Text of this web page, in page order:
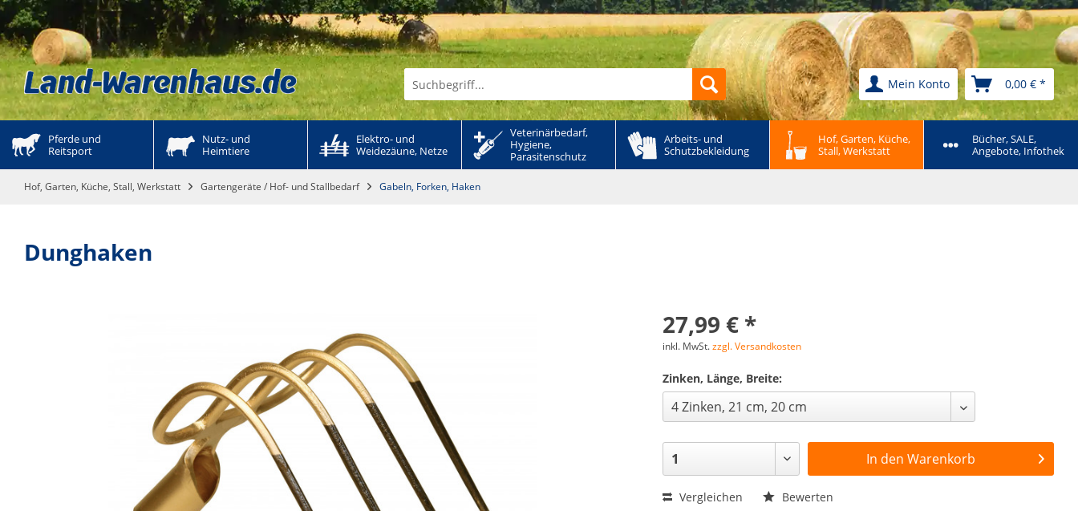
Mein Konto 0,00 € *
Pferde und
Reitsport
Nutz- und
Heimtiere
Elektro- und
Weidezäune, Netze
Veterinärbedarf,
Hygiene,
Parasitenschutz
Arbeits- und
Schutzbekleidung
Hof, Garten, Küche,
Stall, Werkstatt
Bücher, SALE,
Angebote, Infothek
Hof, Garten, Küche, Stall, Werkstatt Gartengeräte / Hof- und Stallbedarf Gabeln, Forken, Haken
Dunghaken
27,99 € *
inkl. MwSt.zzgl. Versandkosten
Zinken, Länge, Breite:
In den Warenkorb
Vergleichen Bewerten